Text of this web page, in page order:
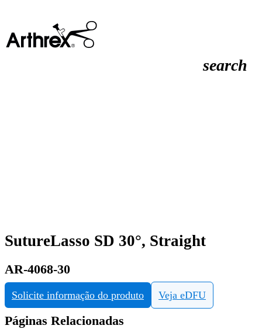
search
SutureLasso SD 30°, Straight
AR-4068-30
Solicite informação do produto Veja eDFU
Páginas Relacionadas